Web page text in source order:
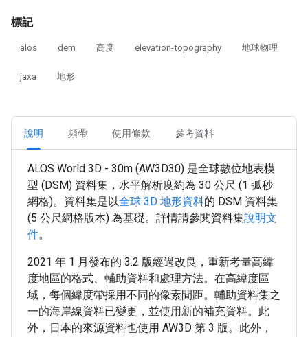
標記
alos dem 高度 elevation-topography 地球物理
jaxa 地形
說明 頻帶 使用條款 參考資料
ALOS World 3D - 30m (AW3D30) 是全球數位地表模
型 (DSM) 資料集，水平解析度約為 30 公尺 (1 弧秒
網格)。資料集是以全球 3D 地形資料的 DSM 資料集
(5 公尺網格版本) 為基礎。詳情請參閱資料集說明文
件。
2021 年 1 月發布的 3.2 版經過改良，重新考量高緯
度地區的格式、輔助資料和處理方法。在高緯度區
域，每個緯度帶採用不同的像素間距。輔助資料集之
一的海岸線資料已變更，並使用新的補充資料。此
外，日本的來源資料也使用 AW3D 第 3 版。此外，